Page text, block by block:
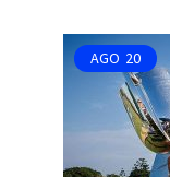
AGO 20